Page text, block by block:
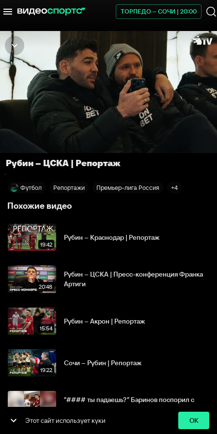
ТОРПЕДО – СОЧИ | 20:00
Рубин – ЦСКА | Репортаж
Футбол Репортажи Премьер-лига Россия +4
Похожие видео
19:42
Рубин – Краснодар | Репортаж
20:48
Рубин – ЦСКА | Пресс-конференция Франка
Артиги
15:54
Рубин – Акрон | Репортаж
19:22
Сочи – Рубин | Репортаж
"#### ты падаешь?" Баринов поспорил с
ООО Спортс.ру, 18+
конфиденциальности
соглашение
возвратов
Этот сайт использует куки OK